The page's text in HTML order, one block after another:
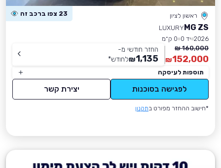
ראשון לציון 23 צפו ברכב זה
MG ZS
LUXURY
2026 יד 0
0 ק״מ
160,000 ₪
152,000
₪
החזר חודשי מ-
1,135
₪לחודש*
תוספות לעיסקה
לפגישה בסוכנות יצירת קשר
*חישוב ההחזר מפורט בתקנון